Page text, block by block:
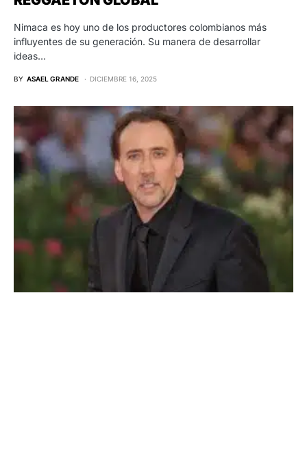
Nimaca es hoy uno de los productores colombianos más
influyentes de su generación. Su manera de desarrollar
ideas…
BY ASAEL GRANDE DICIEMBRE 16, 2025